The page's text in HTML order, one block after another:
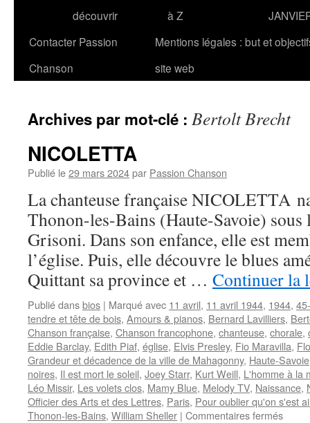
découvrir
à Z
Contacter Passion
Chanson
Mentions légales : but et
site web
Archives par mot-clé : Bertolt Brecht
NICOLETTA
Publié le29 mars 2024par Passion Chanson
La chanteuse française NICOLETTA
Thonon-les-Bains (Haute-Savoie) sous
Grisoni. Dans son enfance, elle est
l’église. Puis, elle découvre le blues
Quittant sa province et … Continuer la
Publié dansbios | Marqué avec 11 avril, 11 avril 1944, 1944,
tendre et tête de bois, Amours & pianos, Bernard Lavilliers,
Chanson française, Chanson francophone, chanteuse, chorale,
Eddie Barclay, Edith Piaf, église, Elvis Presley, Fio Maravilla,
Grandeur et décadence de la ville de Mahagonny, Haute-Savoie
noires, Il est mort le soleil, Joey Starr, Kurt Weill, L'homme à la
Léo Missir, Les volets clos, Mamy Blue, Melody TV, Naissance,
Officier des Arts et des Lettres, Paris, Pour oublier qu'on s'est
Thonon-les-Bains, William Sheller | Commentaires ferméssur